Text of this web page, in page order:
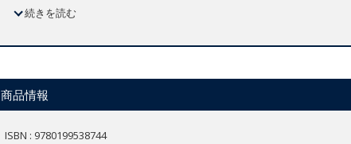
in the face of the challenges of multi-culturalism and post-
続きを読む
商品情報
ISBN : 9780199538744